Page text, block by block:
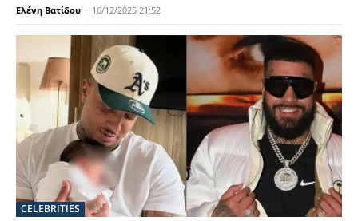
Ελένη Βατίδου - 16/12/2025 21:52
CELEBRITIES